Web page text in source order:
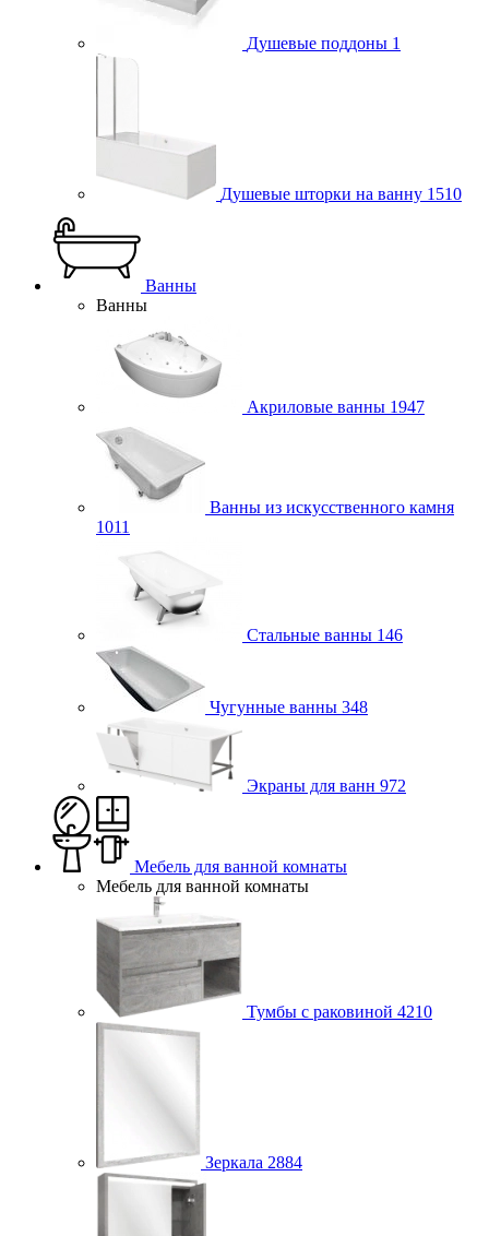
Душевые поддоны 1
Душевые шторки на ванну 1510
Ванны
Ванны
Акриловые ванны 1947
Ванны из искусственного камня
1011
Стальные ванны 146
Чугунные ванны 348
Экраны для ванн 972
Мебель для ванной комнаты
Мебель для ванной комнаты
Тумбы с раковиной 4210
Зеркала 2884